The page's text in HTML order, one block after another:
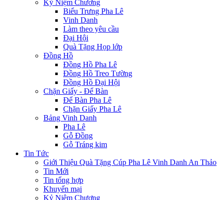
Kỷ Niệm Chương
Biểu Trưng Pha Lê
Vinh Danh
Làm theo yêu cầu
Đại Hội
Quà Tặng Họp lớp
Đồng Hồ
Đồng Hồ Pha Lê
Đồng Hồ Treo Tường
Đồng Hồ Đại Hội
Chặn Giấy - Để Bàn
Để Bàn Pha Lê
Chặn Giấy Pha Lê
Bảng Vinh Danh
Pha Lê
Gỗ Đồng
Gỗ Tráng kim
Tin Tức
Giới Thiệu Quà Tặng Cúp Pha Lê Vinh Danh An Thảo
Tin Mới
Tin tổng hợp
Khuyến mại
Kỷ Niệm Chương